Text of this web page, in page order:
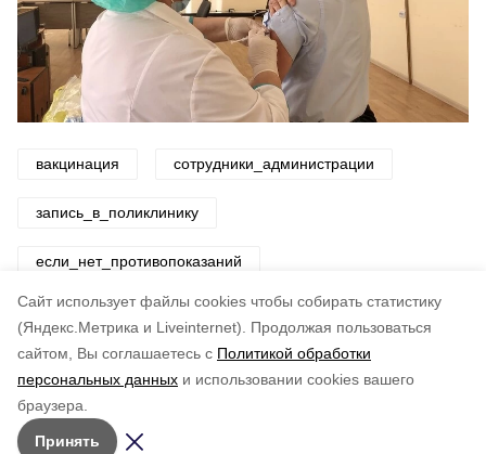
Cайт использует файлы cookies чтобы собирать статистику
(Яндекс.Метрика и Liveinternet).
Продолжая пользоваться
сайтом, Вы соглашаетесь с Политикой обработки
персональных данных и использовании cookies вашего
браузера.
Принять
вакцинация сотрудники_администрации
запись_в_поликлинику
если_нет_противопоказаний
Авторы: ADMIN admin
по оценке
5